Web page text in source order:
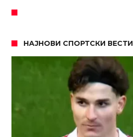
НАЈНОВИ СПОРТСКИ ВЕСТИ